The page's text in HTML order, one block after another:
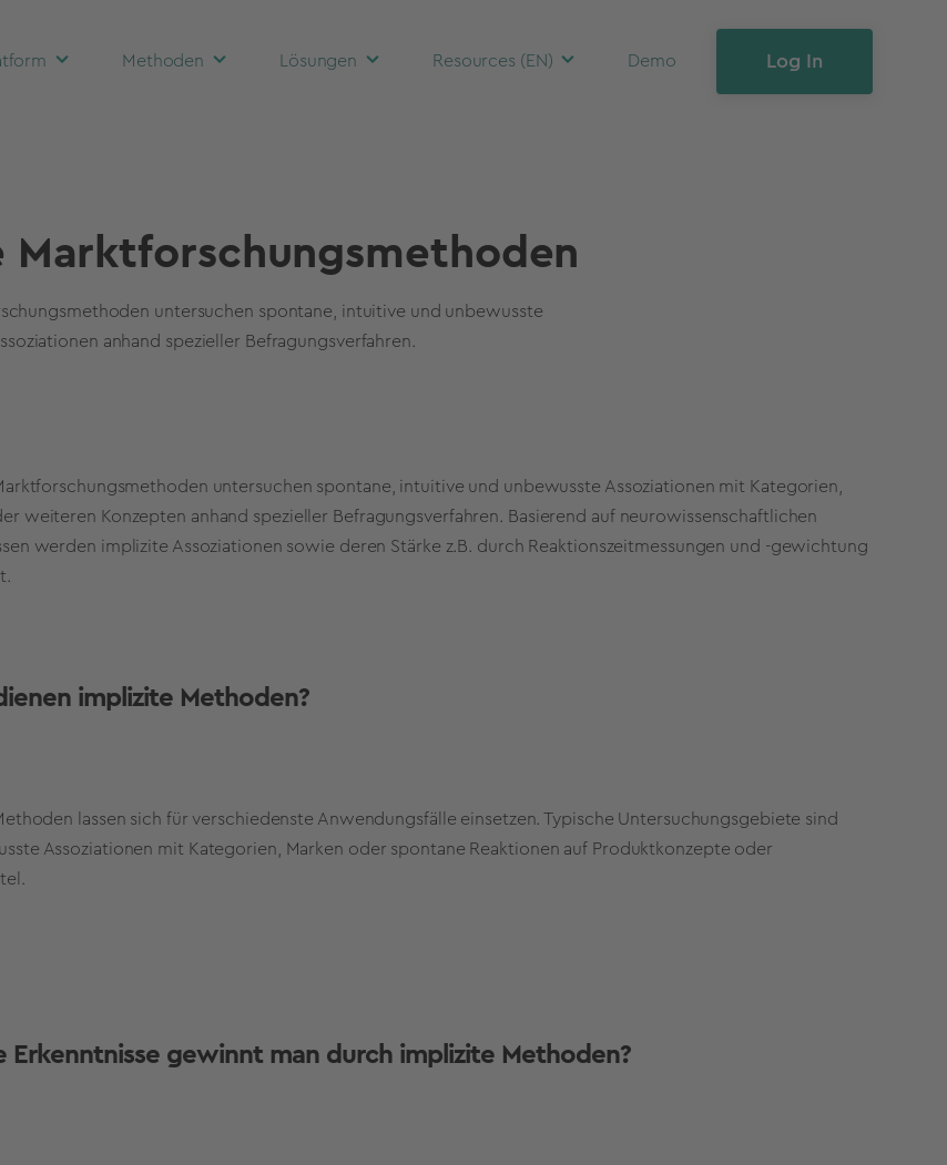
Methoden Lösungen Resources (EN) Demo Log In
Marktforschungsmethoden
untersuchen spontane, intuitive und unbewusste
anhand spezieller Befragungsverfahren.
untersuchen spontane, intuitive und unbewusste Assoziationen mit Kategorien,
weiteren Konzepten anhand spezieller Befragungsverfahren. Basierend auf neurowissenschaftlichen
werden implizite Assoziationen sowie deren Stärke z.B. durch Reaktionszeitmessungen und -gewichtung
implizite Methoden?
lassen sich für verschiedenste Anwendungsfälle einsetzen. Typische Untersuchungsgebiete sind
Assoziationen mit Kategorien, Marken oder spontane Reaktionen auf Produktkonzepte oder
Erkenntnisse gewinnt man durch implizite Methoden?